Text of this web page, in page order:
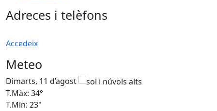
Adreces i telèfons
Accedeix
Meteo
Dimarts, 11 d’agost
T.Màx: 34°
T.Min: 23°